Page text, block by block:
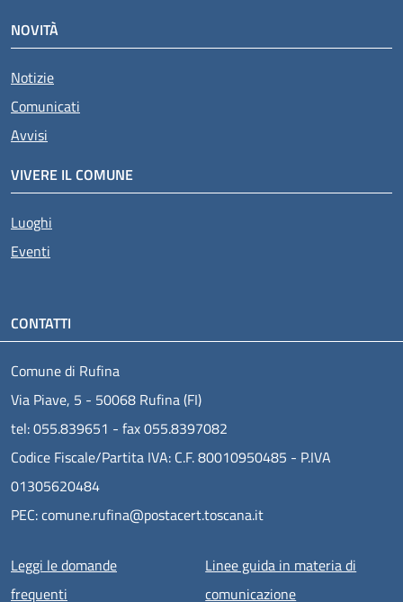
NOVITÀ
Notizie
Comunicati
Avvisi
VIVERE IL COMUNE
Luoghi
Eventi
CONTATTI
Comune di Rufina
Via Piave, 5 - 50068 Rufina (FI)
tel: 055.839651 - fax 055.8397082
Codice Fiscale/Partita IVA: C.F. 80010950485 - P.IVA
01305620484
PEC: comune.rufina@postacert.toscana.it
Menu piè di pagina
Leggi le domande
frequenti
Linee guida in materia di
comunicazione